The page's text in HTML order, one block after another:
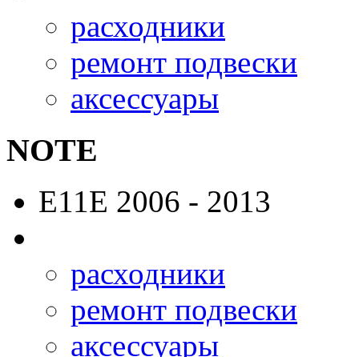
расходники
ремонт подвески
аксессуары
NOTE
E11E 2006 - 2013
расходники
ремонт подвески
аксессуары